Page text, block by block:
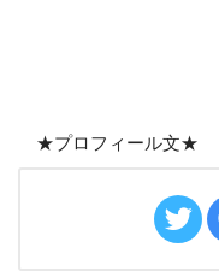
★プロフィール文★